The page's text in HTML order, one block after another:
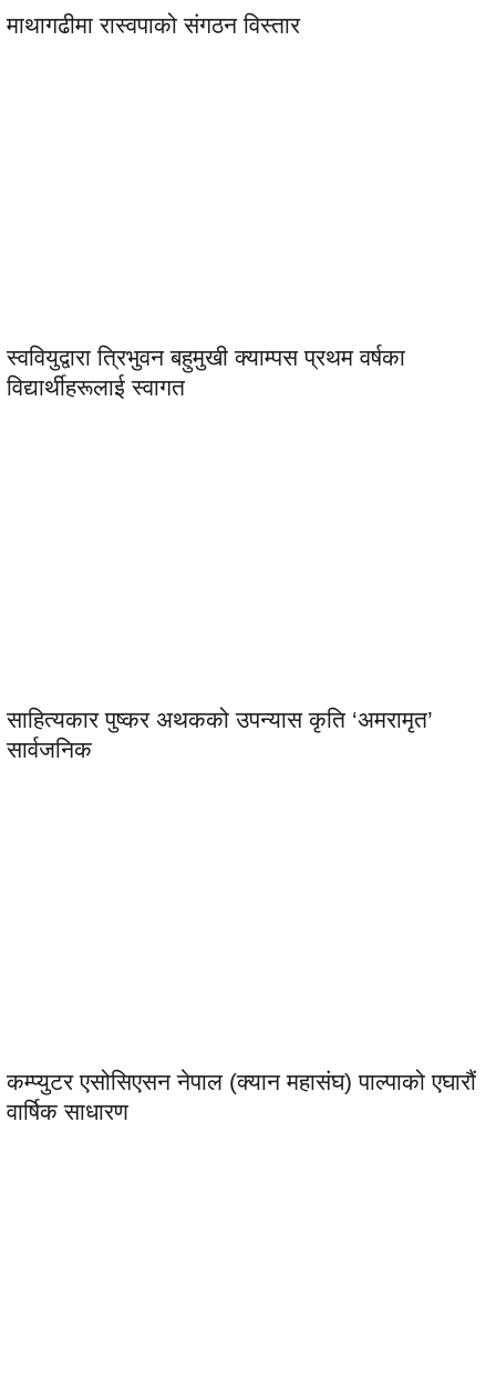
माथागढीमा रास्वपाको संगठन विस्तार
स्ववियुद्वारा त्रिभुवन बहुमुखी क्याम्पस प्रथम वर्षका
विद्यार्थीहरूलाई स्वागत
साहित्यकार पुष्कर अथकको उपन्यास कृति ‘अमरामृत’
सार्वजनिक
कम्प्युटर एसोसिएसन नेपाल (क्यान महासंघ) पाल्पाको एघारौं
वार्षिक साधारण